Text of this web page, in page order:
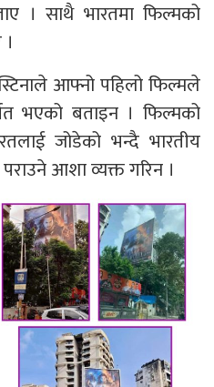
। साथै भारतमा फिल्मको
आफ्नो पहिलो फिल्मले
भएको बताइन । फिल्मको
जोडेको भन्दै भारतीय
आशा व्यक्त गरिन ।